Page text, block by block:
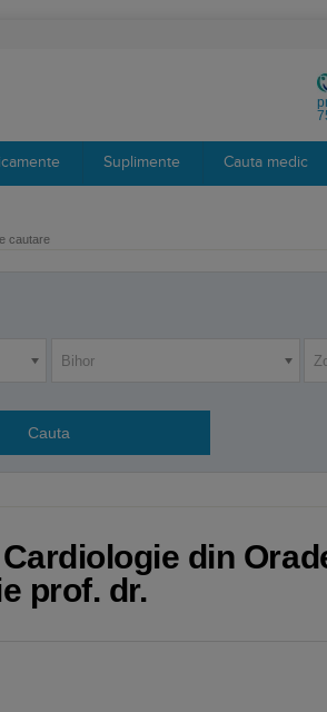
Suplimente Cauta medic
cautare
Bihor
din
prof. dr.